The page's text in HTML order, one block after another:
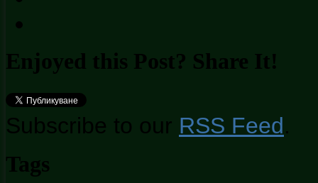
Enjoyed this Post? Share It!
Subscribe to our RSS Feed.
Tags